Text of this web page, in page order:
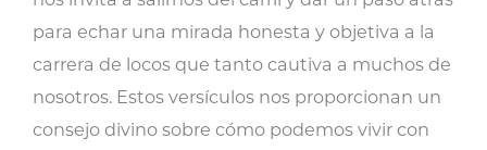
cantidad
para echar una mirada honesta y objetiva a la
carrera de locos que tanto cautiva a muchos de
nosotros. Estos versículos nos proporcionan un
consejo divino sobre cómo podemos vivir con